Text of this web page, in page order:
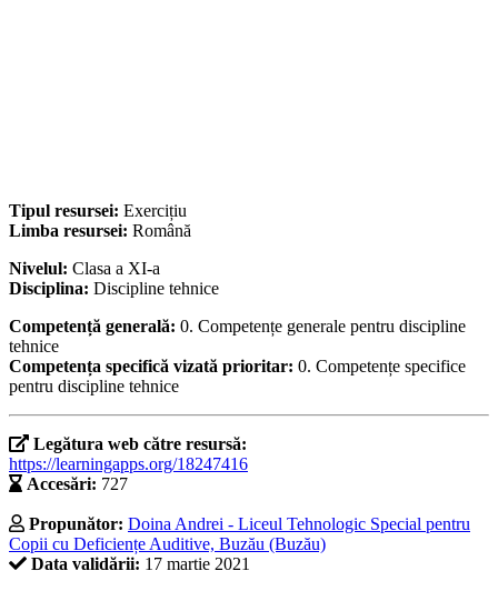
Tipul resursei: Exercițiu
Limba resursei: Română
Nivelul: Clasa a XI-a
Disciplina: Discipline tehnice
Competență generală: 0. Competențe generale pentru discipline
tehnice
Competența specifică vizată prioritar: 0. Competențe specifice
pentru discipline tehnice
Legătura web către resursă:
https://learningapps.org/18247416
Accesări: 727
Propunător: Doina Andrei - Liceul Tehnologic Special pentru
Copii cu Deficiențe Auditive, Buzău (Buzău)
Data validării: 17 martie 2021